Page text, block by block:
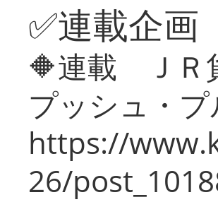
✅連載企画
🔶連載 ＪＲ
プッシュ・
https://
26/